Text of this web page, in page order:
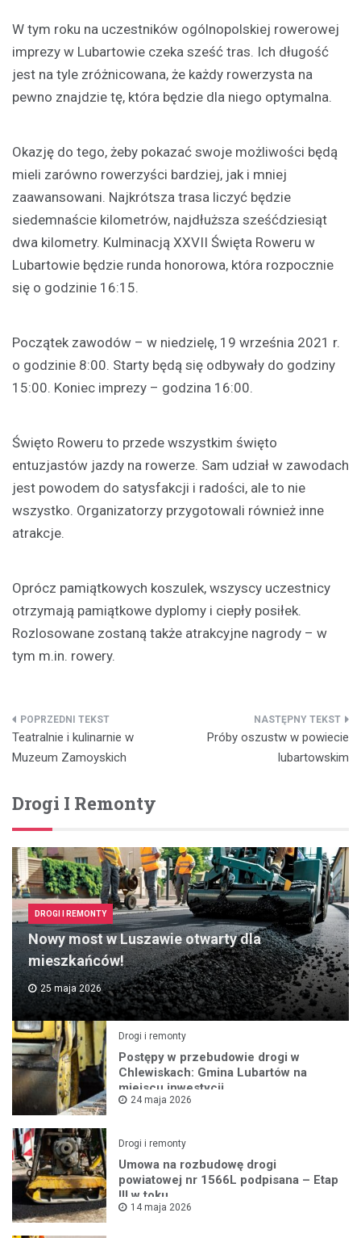
W tym roku na uczestników ogólnopolskiej rowerowej
imprezy w Lubartowie czeka sześć tras. Ich długość
jest na tyle zróżnicowana, że każdy rowerzysta na
pewno znajdzie tę, która będzie dla niego optymalna.
Okazję do tego, żeby pokazać swoje możliwości będą
mieli zarówno rowerzyści bardziej, jak i mniej
zaawansowani. Najkrótsza trasa liczyć będzie
siedemnaście kilometrów, najdłuższa sześćdziesiąt
dwa kilometry. Kulminacją XXVII Święta Roweru w
Lubartowie będzie runda honorowa, która rozpocznie
się o godzinie 16:15.
Początek zawodów – w niedzielę, 19 września 2021 r.
o godzinie 8:00. Starty będą się odbywały do godziny
15:00. Koniec imprezy – godzina 16:00.
Święto Roweru to przede wszystkim święto
entuzjastów jazdy na rowerze. Sam udział w zawodach
jest powodem do satysfakcji i radości, ale to nie
wszystko. Organizatorzy przygotowali również inne
atrakcje.
Oprócz pamiątkowych koszulek, wszyscy uczestnicy
otrzymają pamiątkowe dyplomy i ciepły posiłek.
Rozlosowane zostaną także atrakcyjne nagrody – w
tym m.in. rowery.
Nawigacja
wpisu
Teatralnie i kulinarnie w
Muzeum Zamoyskich
Próby oszustw w powiecie
lubartowskim
Drogi I Remonty
DROGI I REMONTY
Nowy most w Luszawie otwarty dla
mieszkańców!
25 maja 2026
Drogi i remonty
Postępy w przebudowie drogi w
Chlewiskach: Gmina Lubartów na
miejscu inwestycji
24 maja 2026
Drogi i remonty
Umowa na rozbudowę drogi
powiatowej nr 1566L podpisana – Etap
III w toku
14 maja 2026